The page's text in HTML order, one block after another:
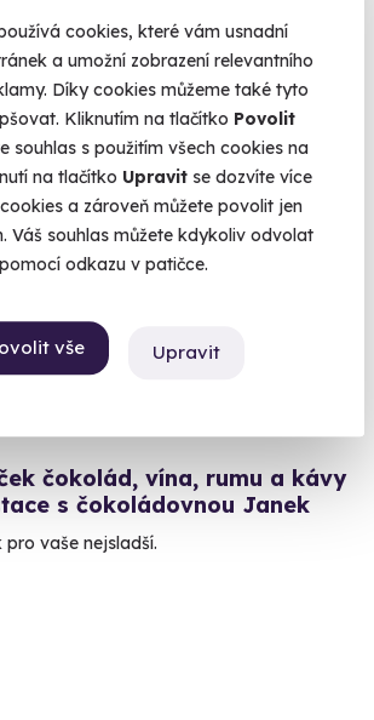
cookies, které vám usnadní
a umožní zobrazení relevantního
Díky cookies můžeme také tyto
Kliknutím na tlačítko Povolit
souhlas s použitím všech cookies na
na tlačítko Upravit se dozvíte více
a zároveň můžete povolit jen
Váš souhlas můžete kdykoliv odvolat
pomocí odkazu v patičce.
vše Upravit
čokolád, vína, rumu a kávy
s čokoládovnou Janek
vaše nejsladší.